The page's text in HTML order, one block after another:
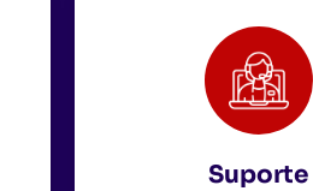
Suporte